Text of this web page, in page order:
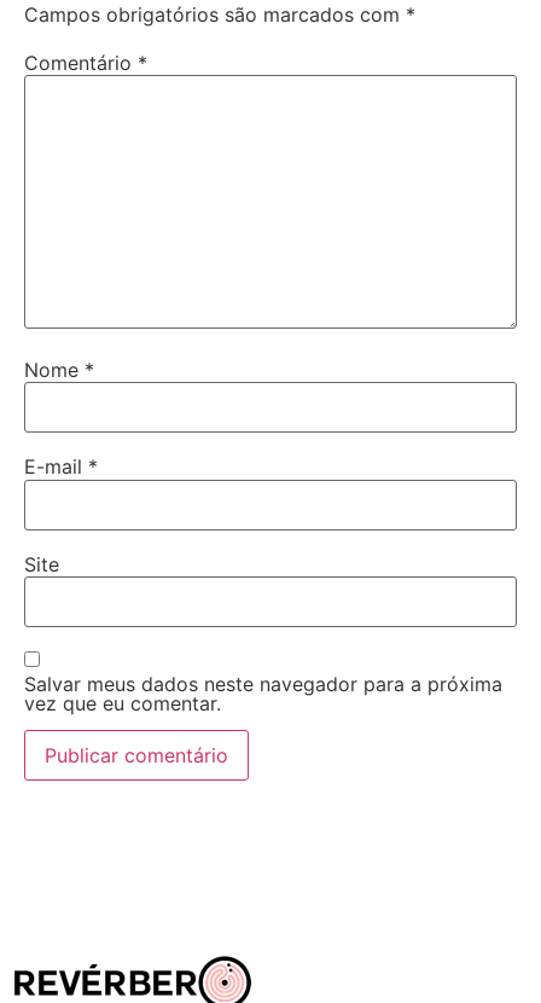
Campos obrigatórios são marcados com *
Comentário *
Nome *
E-mail *
Site
Salvar meus dados neste navegador para a próxima
vez que eu comentar.